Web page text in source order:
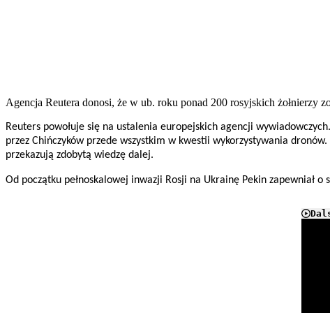
Agencja Reutera donosi, że w ub. roku ponad 200 rosyjskich żołnierzy
Reuters powołuje się na ustalenia europejskich agencji
przez Chińczyków przede wszystkim w kwestii wykorzystywania
przekazują zdobytą wiedzę dalej.
Od początku pełnoskalowej inwazji Rosji na Ukrainę Pekin zapewniał